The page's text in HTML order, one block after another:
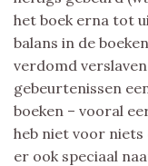
het boek erna tot
balans in de
verdomd
gebeurtenissen
boeken – vooral
heb niet voor niets
er ook speciaal